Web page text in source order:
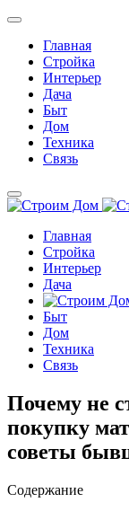
Главная
Стройка
Интерьер
Дача
Быт
Дом
Техника
Связь
Главная
Стройка
Интерьер
Дача
Быт
Дом
Техника
Связь
Почему не
покупку
советы
Содержание